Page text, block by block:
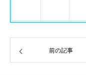
前の記事